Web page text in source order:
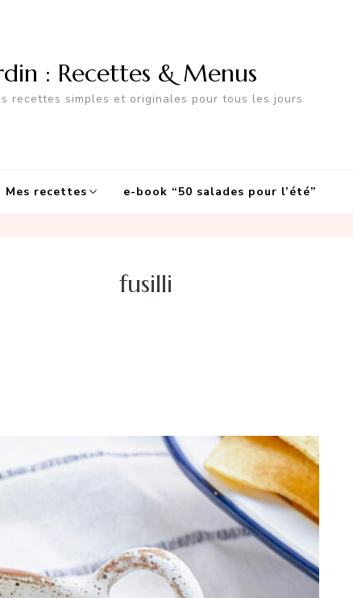
: Recettes & Menus
recettes simples et originales pour tous les jours
Mes recettes e-book “50 salades pour l’été”
fusilli